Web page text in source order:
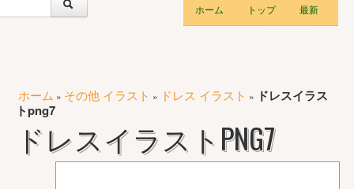
ホーム トップ 最新
ホーム » その他 イラスト » ドレス イラスト » ドレスイラス
トpng7
ドレスイラストPNG7